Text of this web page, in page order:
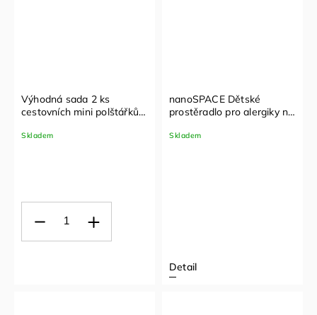
Výhodná sada 2 ks
cestovních mini polštářků
Skladem
nanoSPACE Dětské
prostěradlo pro alergiky na
gumou | Nanobavlna® –
Skladem
Detail